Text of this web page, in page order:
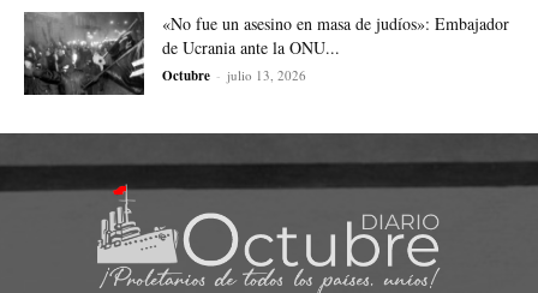
«No fue un asesino en masa de judíos»: Embajador
de Ucrania ante la ONU...
Octubre - julio 13, 2026